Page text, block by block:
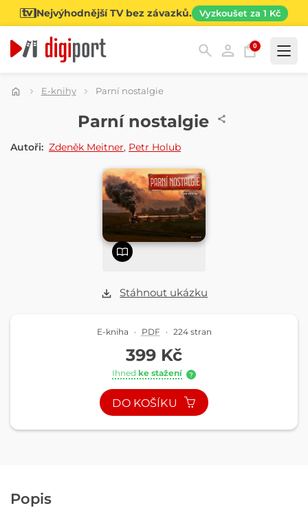
Nejvýhodnější TV bez závazků. Vyzkoušet za 1 Kč
0
Kategorie
E-knihy Parní nostalgie
Stáhnout ukázku
Parní nostalgie
Autoři: Zdeněk Meitner, Petr Holub
E-kniha · PDF · 224 stran
399 Kč
Ihned ke stažení ?
DO KOŠÍKU
Popis